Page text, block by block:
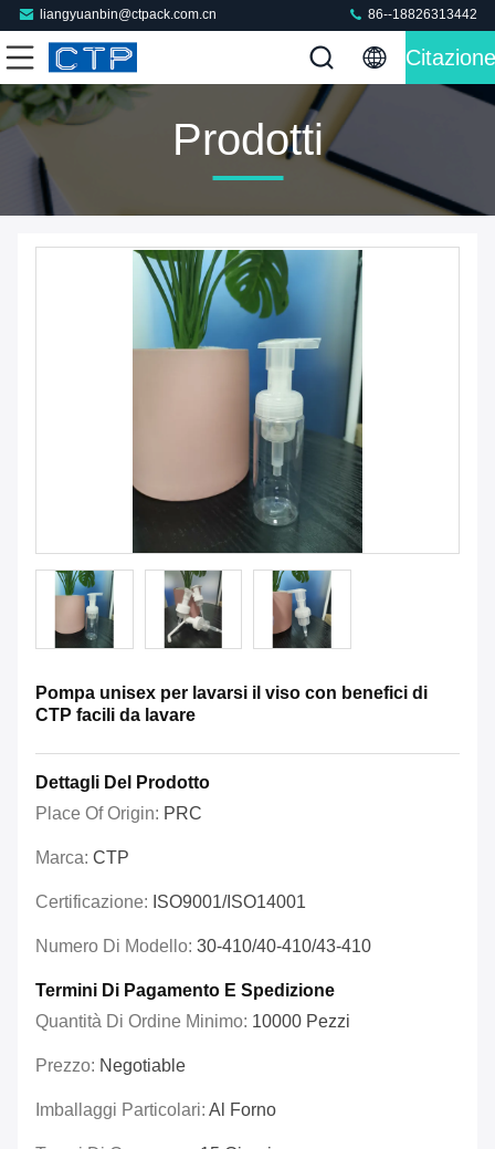
liangyuanbin@ctpack.com.cn 86--18826313442
Citazione
Prodotti
Pompa unisex per lavarsi il viso con benefici di
CTP facili da lavare
Dettagli Del Prodotto
Place Of Origin: PRC
Marca: CTP
Certificazione: ISO9001/ISO14001
Numero Di Modello: 30-410/40-410/43-410
Termini Di Pagamento E Spedizione
Quantità Di Ordine Minimo: 10000 Pezzi
Prezzo: Negotiable
Imballaggi Particolari: Al Forno